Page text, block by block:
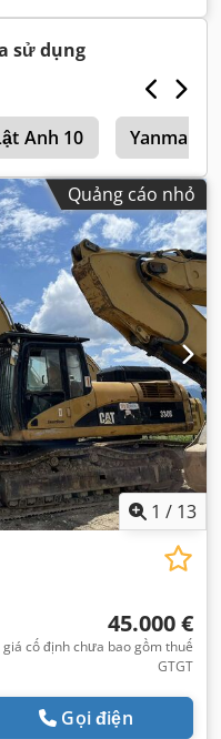
máy/phương tiện:CAT
sử dụng
Anh 10 Yanmar
Quảng cáo nhỏ
1 / 13
45.000 €
giá cố định chưa bao gồm thuế
GTGT
Gọi điện